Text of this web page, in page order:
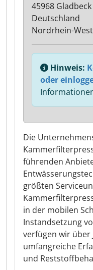
Die
führenden
größten
in der mobilen
Instandsetzung
verfügen wir über
umfangreiche
und
45968 Gladbeck
Deutschland
Nordrhein-
Hinweis:
oder